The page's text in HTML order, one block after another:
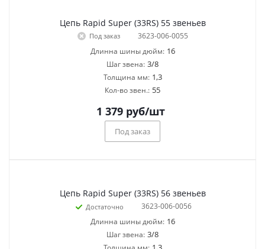
Цепь Rapid Super (33RS) 55 звеньев
Под заказ
3623-006-0055
Длинна шины дюйм: 16
Шаг звена: 3/8
Толщина мм: 1,3
Кол-во звен.: 55
1 379руб/шт
Под заказ
Цепь Rapid Super (33RS) 56 звеньев
Достаточно
3623-006-0056
Длинна шины дюйм: 16
Шаг звена: 3/8